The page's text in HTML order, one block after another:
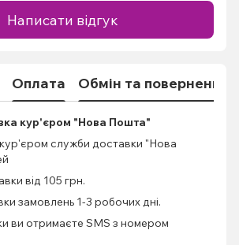
Написати відгук
Оплата Обмін та повернення
кур'єром "Нова Пошта"
служби доставки "Нова
від 105 грн.
замовлень 1-3 робочих дні.
ви отримаєте SMS з номером